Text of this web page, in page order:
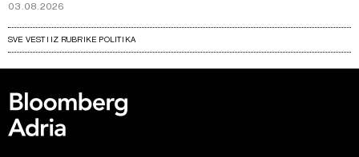
03.08.2026
SVE VESTI IZ RUBRIKE POLITIKA